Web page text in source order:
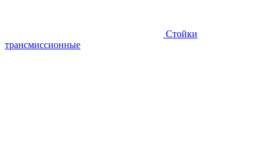
Стойки
трансмиссионные